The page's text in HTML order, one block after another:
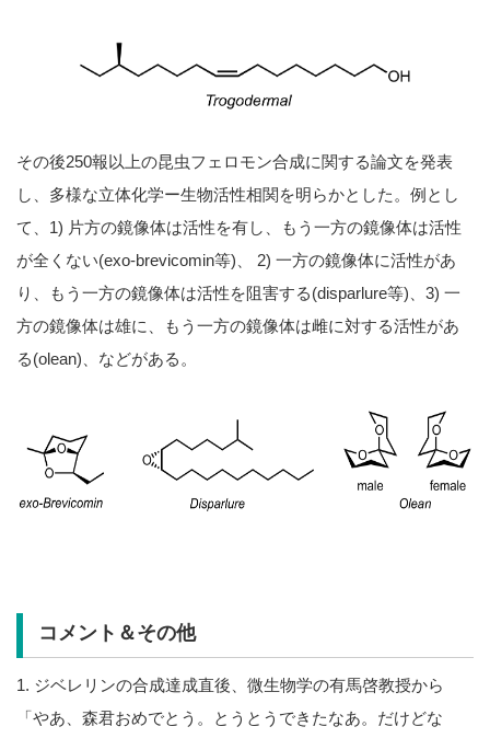
その後250報以上の昆虫フェロモン合成に関する論文を発表
し、多様な立体化学ー生物活性相関を明らかとした。例とし
て、1) 片方の鏡像体は活性を有し、もう一方の鏡像体は活性
が全くない(exo-brevicomin等)、 2) 一方の鏡像体に活性があ
り、もう一方の鏡像体は活性を阻害する(disparlure等)、3) 一
方の鏡像体は雄に、もう一方の鏡像体は雌に対する活性があ
る(olean)、などがある。
コメント＆その他
1. ジベレリンの合成達成直後、微生物学の有馬啓教授から
「やあ、森君おめでとう。とうとうできたなあ。だけどな